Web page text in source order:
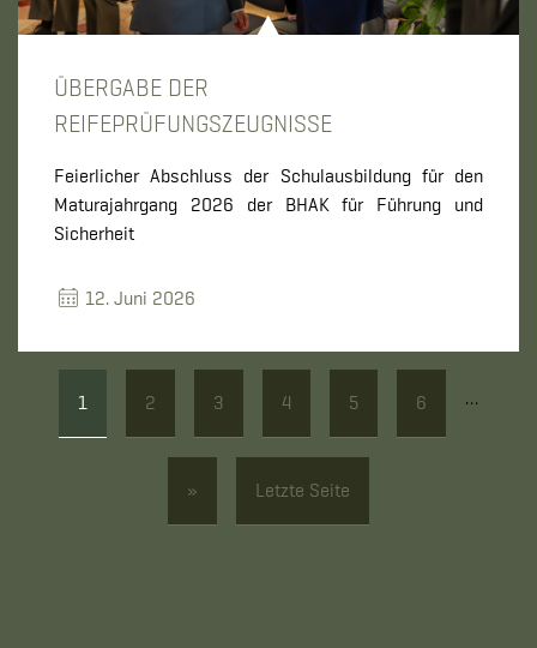
ÜBERGABE DER
REIFEPRÜFUNGSZEUGNISSE
Feierlicher Abschluss der Schulausbildung für den
Maturajahrgang 2026 der BHAK für Führung und
Sicherheit
12. Juni 2026
1 2 3 4 5 6 …
» Letzte Seite